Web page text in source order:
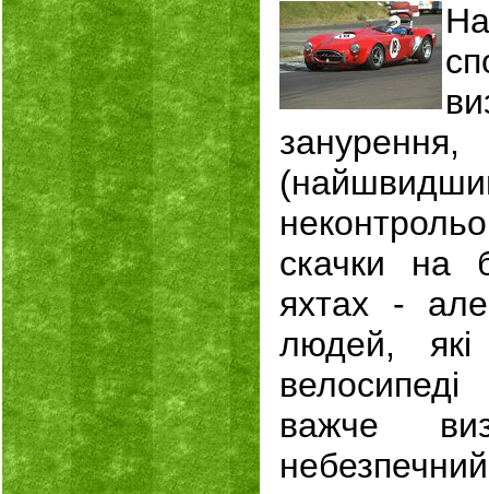
скачки на
яхтах -
людей,
важче